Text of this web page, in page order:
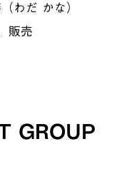
わだ かな）
販売
GROUP